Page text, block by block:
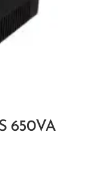
650VA